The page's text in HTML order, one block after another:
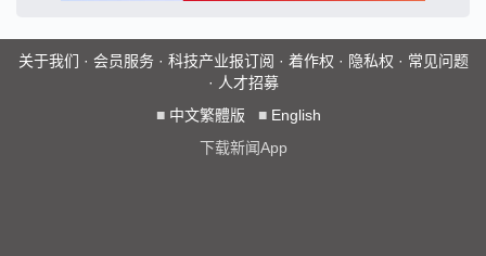
关于我们 · 会员服务· 科技产业报订阅 · 着作权 · 隐私权 · 常见问题
· 人才招募
■ 中文繁體版 ■ English
下载新闻App